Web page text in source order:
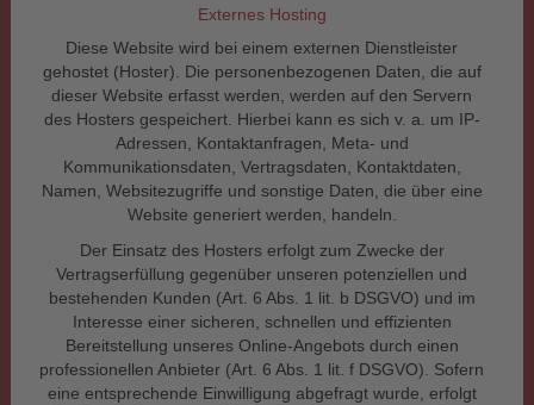
Externes Hosting
Diese Website wird bei einem externen Dienstleister
gehostet (Hoster). Die personenbezogenen Daten, die auf
dieser Website erfasst werden, werden auf den Servern
des Hosters gespeichert. Hierbei kann es sich v. a. um IP-
Adressen, Kontaktanfragen, Meta- und
Kommunikationsdaten, Vertragsdaten, Kontaktdaten,
Namen, Websitezugriffe und sonstige Daten, die über eine
Website generiert werden, handeln.
Der Einsatz des Hosters erfolgt zum Zwecke der
Vertragserfüllung gegenüber unseren potenziellen und
bestehenden Kunden (Art. 6 Abs. 1 lit. b DSGVO) und im
Interesse einer sicheren, schnellen und effizienten
Bereitstellung unseres Online-Angebots durch einen
professionellen Anbieter (Art. 6 Abs. 1 lit. f DSGVO). Sofern
eine entsprechende Einwilligung abgefragt wurde, erfolgt